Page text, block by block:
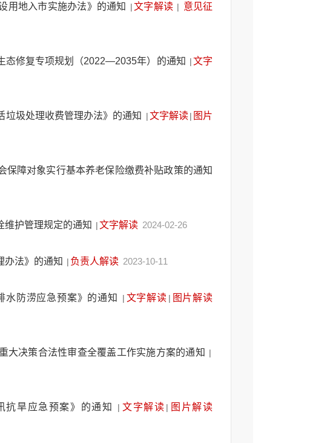
用地入市实施办法》的通知 |文字解读 | 意见征
态修复专项规划（2022—2035年）的通知 |文字
垃圾处理收费管理办法》的通知 |文字解读| 图片
保障对象实行基本养老保险缴费补贴政策的通知
维护管理规定的通知 |文字解读 2024-02-26
办法》的通知 | 负责人解读 2023-10-11
水防涝应急预案》的通知 | 文字解读 | 图片解读
大决策合法性审查全覆盖工作实施方案的通知 |
抗旱应急预案》的通知 | 文字解读 | 图片解读